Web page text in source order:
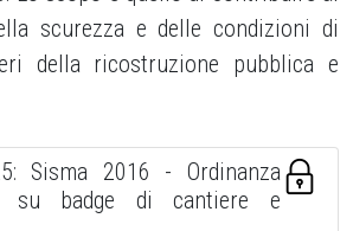
scurezza e delle condizioni di
della ricostruzione pubblica e
Sisma 2016 - Ordinanza
su badge di cantiere e